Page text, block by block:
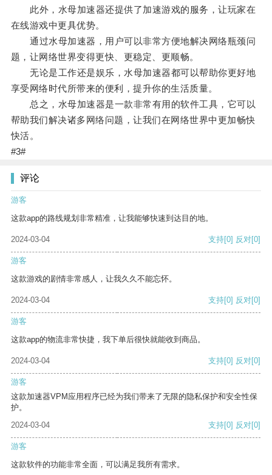
此外，水母加速器还提供了加速游戏的服务，让玩家在
在线游戏中更具优势。
通过水母加速器，用户可以非常方便地解决网络瓶颈问
题，让网络世界变得更快、更稳定、更顺畅。
无论是工作还是娱乐，水母加速器都可以帮助你更好地
享受网络时代所带来的便利，提升你的生活质量。
总之，水母加速器是一款非常有用的软件工具，它可以
帮助我们解决诸多网络问题，让我们在网络世界中更加畅快
快活。
#3#
评论
游客
这款app的路线规划非常精准，让我能够快速到达目的地。
2024-03-04 支持[0] 反对[0]
游客
这款游戏的剧情非常感人，让我久久不能忘怀。
2024-03-04 支持[0] 反对[0]
游客
这款app的物流非常快捷，我下单后很快就能收到商品。
2024-03-04 支持[0] 反对[0]
游客
这款加速器VPM应用程序已经为我们带来了无限的隐私保护和安全性保
护。
2024-03-04
支持[0] 反对[0]
游客
这款软件的功能非常全面，可以满足我所有需求。